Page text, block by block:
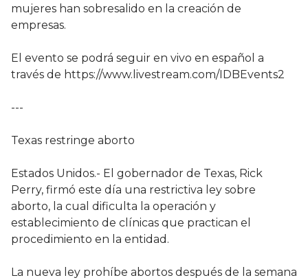
mujeres han sobresalido en la creación de
empresas.
El evento se podrá seguir en vivo en español a
través de https://www.livestream.com/IDBEvents2
---
Texas restringe aborto
Estados Unidos.- El gobernador de Texas, Rick
Perry, firmó este día una restrictiva ley sobre
aborto, la cual dificulta la operación y
establecimiento de clínicas que practican el
procedimiento en la entidad.
La nueva ley prohíbe abortos después de la semana